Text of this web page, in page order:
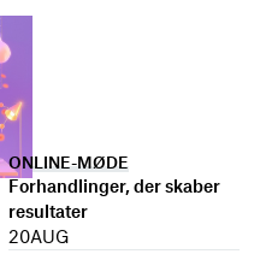
ONLINE-MØDE
Forhandlinger, der skaber
resultater
20AUG